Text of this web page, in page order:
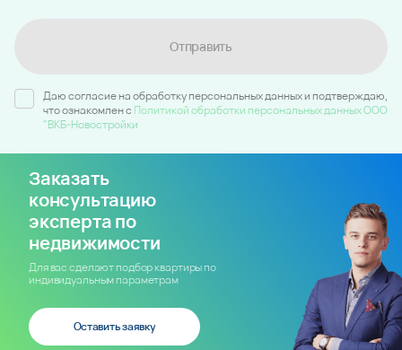
Отправить
Даю согласие на обработку персональных данных и подтверждаю,
что ознакомлен c Политикой обработки персональных данных ООО
"ВКБ-Новостройки
Заказать
консультацию
эксперта по
недвижимости
Для вас сделают подбор квартиры по
индивидуальным параметрам
Оставить заявку